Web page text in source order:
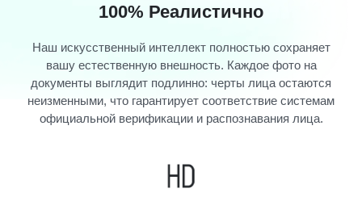
100% Реалистично
Наш искусственный интеллект полностью сохраняет
вашу естественную внешность. Каждое фото на
документы выглядит подлинно: черты лица остаются
неизменными, что гарантирует соответствие системам
официальной верификации и распознавания лица.